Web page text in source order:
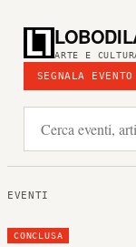
ARTE E
SEGNALA EVENTO
EVENTI
CONCLUSA